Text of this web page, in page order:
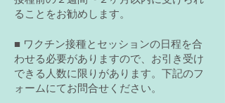
ることをお勧めします。
■ ワクチン接種とセッションの日程を合
わせる必要がありますので、お引き受け
できる人数に限りがあります。下記のフ
ォームにてお問合せください。